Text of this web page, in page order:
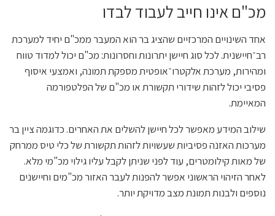
מכ"ם אינו חייב לעבוד לבדו
אחד השינויים המרכזיים שהציג בר הוא המעבר ממכ"ם יחיד למערכת
רב־חיישנית. לכל סוג חיישן יתרונות וחסרונות: מכ"ם יכול למדוד טווח
ומהירות, מערכת אלקטרו־אופטית מספקת תמונה, ואמצעי איסוף
פסיבי יכול לזהות שידורי תקשורת או מכ"ם של הפלטפורמה
המאיימת.
שילוב המידע מאפשר לכל חיישן להשלים את האחרים. כדוגמה ציין בר
מערכות האזנה פסיביות שעשויות לזהות תקשורת של כלי טיס ממרחק
של מאות קילומטרים, עוד לפני שניתן לקבל עליו גילוי מכ"מי מלא.
לאחר הזיהוי הראשוני אפשר להפנות לעבר האזור מכ"מים וחיישנים
נוספים ולבנות תמונת מצב מדויקת יותר.